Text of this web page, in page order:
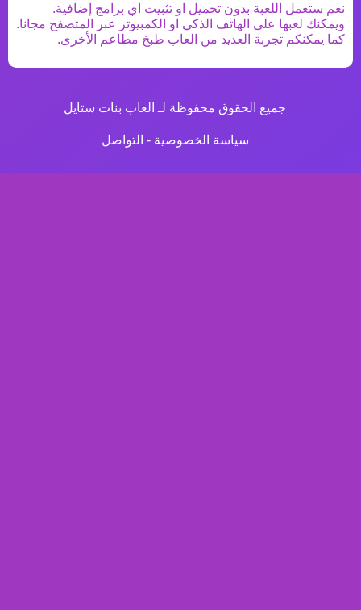
نعم ستعمل اللعبة بدون تحميل او تثبيت اي برامج إضافية.
ويمكنك لعبها على الهاتف الذكي او الكمبيوتر عبر المتصفح مجانا.
كما يمكنكم تجربة العديد من العاب طبخ مطاعم الأخرى.
جميع الحقوق محفوظة لـ العاب بنات ستايل
سياسة الخصوصية - التواصل